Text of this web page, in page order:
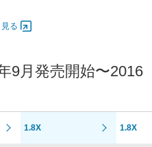
173 [17.6]/ 4,600 161
185/65R15 195/
る
9月発売開始〜2016
1.8X 1.8X